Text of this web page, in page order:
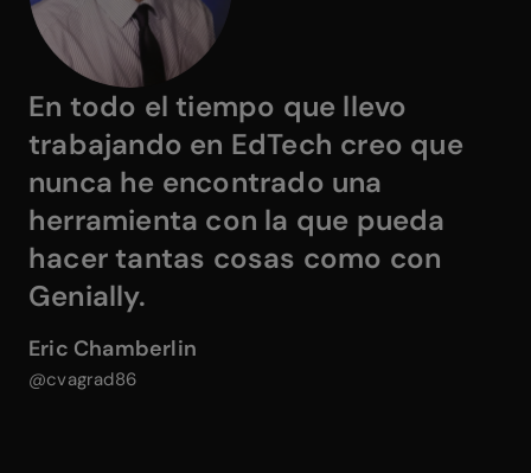
En todo el tiempo que llevo
trabajando en EdTech creo que
nunca he encontrado una
herramienta con la que pueda
hacer tantas cosas como con
Genially.
Eric Chamberlin
@cvagrad86